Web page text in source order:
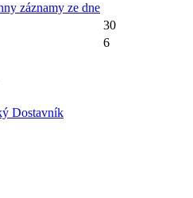
záznamy ze dne
30
6